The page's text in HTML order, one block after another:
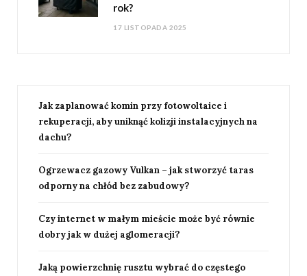
rok?
17 LISTOPADA 2025
Jak zaplanować komin przy fotowoltaice i
rekuperacji, aby uniknąć kolizji instalacyjnych na
dachu?
Ogrzewacz gazowy Vulkan – jak stworzyć taras
odporny na chłód bez zabudowy?
Czy internet w małym mieście może być równie
dobry jak w dużej aglomeracji?
Jaką powierzchnię rusztu wybrać do częstego